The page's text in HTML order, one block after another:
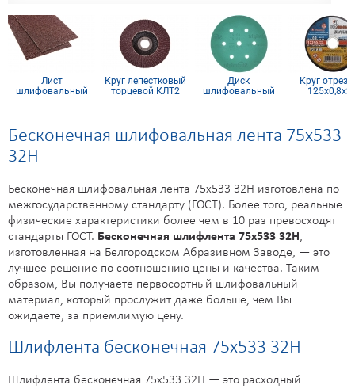
Лист
шлифовальный
Круг лепестковый
торцевой КЛТ2
Диск
шлифовальный
Круг
Бесконечная шлифовальная лента 75х533
32H
Бесконечная шлифовальная лента 75х533 32H изготовлена по
межгосударственному стандарту (ГОСТ). Более того, реальные
физические характеристики более чем в 10 раз превосходят
стандарты ГОСТ. Бесконечная шлифлента 75х533 32H,
изготовленная на Белгородском Абразивном Заводе, — это
лучшее решение по соотношению цены и качества. Таким
образом, Вы получаете первосортный шлифовальный
материал, который прослужит даже больше, чем Вы
ожидаете, за приемлимую цену.
Шлифлента бесконечная 75х533 32H
Шлифлента бесконечная 75х533 32H — это расходный